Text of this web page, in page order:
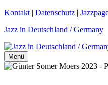
Zum
springen
Kontakt | Datenschutz |
Jazz in Deutschland / Germany
Menü